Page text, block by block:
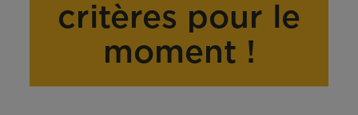
critères pour le
moment !